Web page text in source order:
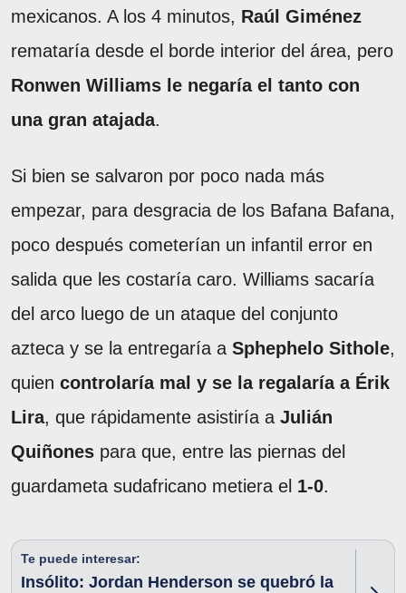
mexicanos. A los 4 minutos, Raúl Giménez
remataría desde el borde interior del área, pero
Ronwen Williams le negaría el tanto con
una gran atajada.
Si bien se salvaron por poco nada más
empezar, para desgracia de los Bafana Bafana,
poco después cometerían un infantil error en
salida que les costaría caro. Williams sacaría
del arco luego de un ataque del conjunto
azteca y se la entregaría a Sphephelo Sithole,
quien controlaría mal y se la regalaría a Érik
Lira, que rápidamente asistiría a Julián
Quiñones para que, entre las piernas del
guardameta sudafricano metiera el 1-0.
Te puede interesar:
Insólito: Jordan Henderson se quebró la